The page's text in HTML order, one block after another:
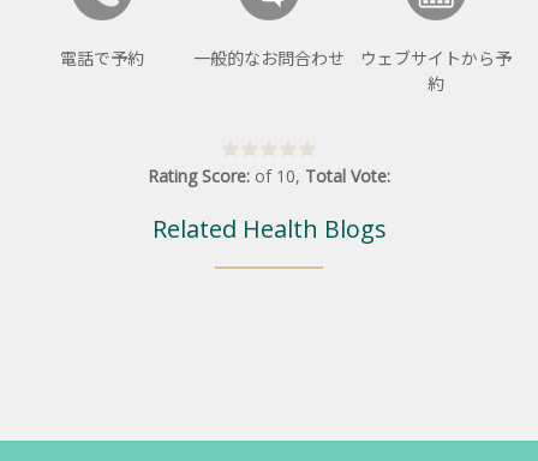
電話で予約 一般的なお問合わせ
ウェブサイトから予
約
Rating Score: of 10, Total Vote:
Related Health Blogs